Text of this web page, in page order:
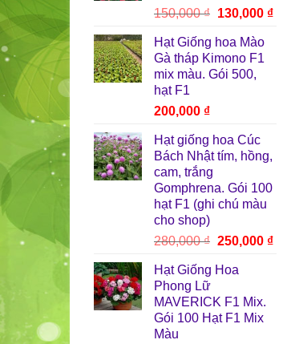
150,000₫ Giá
là:
150,000 ₫.
130,000 ₫Giá
Hạt Giống hoa Mào
Gà tháp Kimono F1
mix màu. Gói 500,
hạt F1
200,000 ₫
Hạt giống hoa Cúc
Bách Nhật tím, hồng,
cam, trắng
Gomphrena. Gói 100
hạt F1 (ghi chú màu
cho shop)
280,000₫ Giá
là:
250,000 ₫Giá
Hạt Giống Hoa
Phong Lữ
MAVERICK F1 Mix.
Gói 100 Hạt F1 Mix
Màu